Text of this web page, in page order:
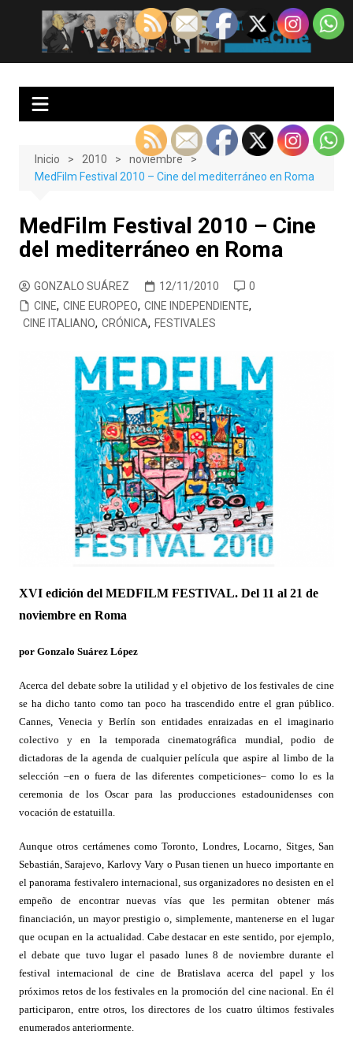
contenido
EnClave de Cine
Crítica cinematográfica y audiovisual. Punto de encuentro para los
Inicio 2010
noviembre
MedFilm Festival 2010 – Cine del mediterráneo en Roma
MedFilm Festival 2010 – Cine
del mediterráneo en Roma
GONZALO SUÁREZ 12/11/2010
0
CINE, CINE EUROPEO, CINE INDEPENDIENTE,
CINE ITALIANO, CRÓNICA, FESTIVALES
XVI edición del MEDFILM FESTIVAL. Del 11 al 21 de
noviembre en Roma
por Gonzalo Suárez López
Acerca del debate sobre la utilidad y el objetivo de los festivales de cine
se ha dicho tanto como tan poco ha trascendido entre el gran público.
Cannes, Venecia y Berlín son entidades enraizadas en el imaginario
colectivo y en la temporada cinematográfica mundial, podio de
dictadoras de la agenda de cualquier película que aspire al limbo de la
selección –en o fuera de las diferentes competiciones– como lo es la
ceremonia de los Oscar para las producciones estadounidenses con
vocación de estatuilla.
Aunque otros certámenes como Toronto, Londres, Locarno, Sitges, San
Sebastián, Sarajevo, Karlovy Vary o Pusan tienen un hueco importante en
el panorama festivalero internacional, sus organizadores no desisten en el
empeño de encontrar nuevas vías que les permitan obtener más
financiación, un mayor prestigio o, simplemente, mantenerse en el lugar
que ocupan en la actualidad. Cabe destacar en este sentido, por ejemplo,
el debate que tuvo lugar el pasado lunes 8 de noviembre durante el
festival internacional de cine de Bratislava acerca del papel y los
próximos retos de los festivales en la promoción del cine nacional. En él
participaron, entre otros, los directores de los cuatro últimos festivales
enumerados anteriormente.